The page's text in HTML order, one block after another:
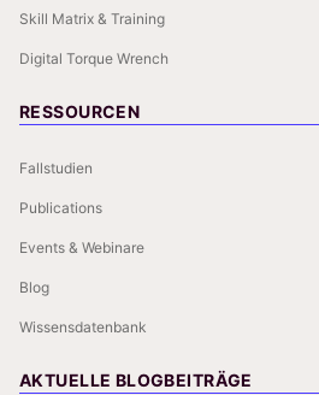
Skill Matrix & Training
Digital Torque Wrench
RESSOURCEN
Fallstudien
Publications
Events & Webinare
Blog
Wissensdatenbank
AKTUELLE BLOGBEITRÄGE